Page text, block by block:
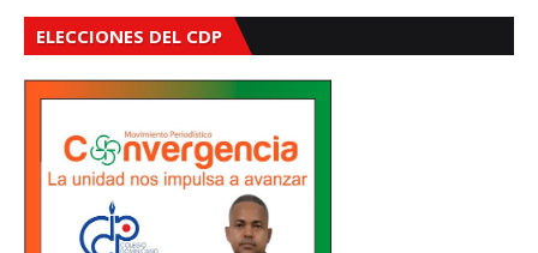
ELECCIONES DEL CDP